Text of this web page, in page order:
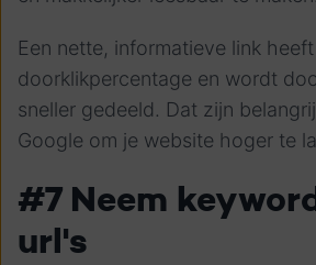
Een nette, informatieve link
doorklikpercentage en wordt
sneller gedeeld. Dat zijn
Google om je website hoger te
#7 Neem
url's